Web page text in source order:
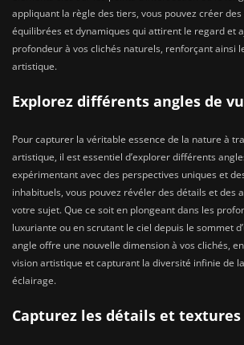
appliquant la règle des tiers, vous pouvez créer
équilibrées et dynamiques qui attirent le regard et
profondeur à vos clichés naturels, renforçant ainsi
artistique.
Explorez différents angles de
Pour capturer la véritable essence de la nature à
artistique, il est essentiel d’explorer différents
expérimentant avec des perspectives uniques et
inhabituels, vous pouvez révéler des détails et des
votre sujet. Que ce soit en plongeant dans les
luxuriante ou en scrutant le ciel depuis le sommet
angle offre une nouvelle dimension à vos clichés,
vision artistique et capturant la diversité infinie de
éclairage.
Capturez les détails et textures